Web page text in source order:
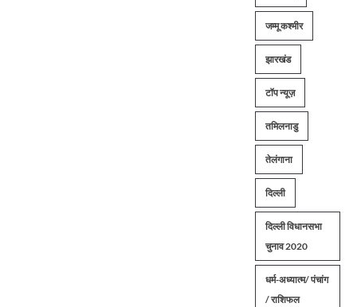
जम्मू कश्मीर
झारखंड
टॉप न्यूज़
तमिलनाडु
तेलंगाना
दिल्ली
दिल्ली विधानसभा
चुनाव 2020
धर्म-अध्यात्म/ पंचांग
/ राशिफल